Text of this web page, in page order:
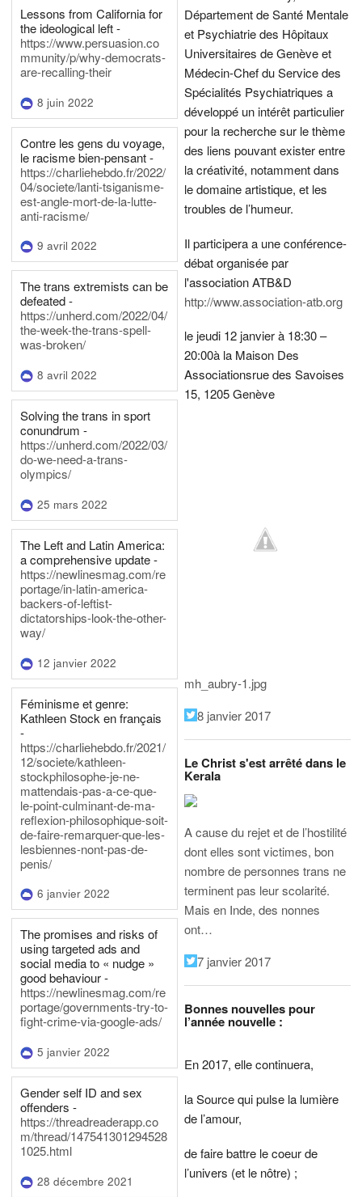
Lessons from California for
the ideological left -
https://www.persuasion.co
mmunity/p/why-democrats-
are-recalling-their
8 juin 2022
Contre les gens du voyage,
le racisme bien-pensant -
https://charliehebdo.fr/2022/
04/societe/lanti-tsiganisme-
est-angle-mort-de-la-lutte-
anti-racisme/
9 avril 2022
The trans extremists can be
defeated -
https://unherd.com/2022/04/
the-week-the-trans-spell-
was-broken/
8 avril 2022
Solving the trans in sport
conundrum -
https://unherd.com/2022/03/
do-we-need-a-trans-
olympics/
25 mars 2022
The Left and Latin America:
a comprehensive update -
https://newlinesmag.com/re
portage/in-latin-america-
backers-of-leftist-
dictatorships-look-the-other-
way/
12 janvier 2022
Féminisme et genre:
Kathleen Stock en français
-
https://charliehebdo.fr/2021/
12/societe/kathleen-
stockphilosophe-je-ne-
mattendais-pas-a-ce-que-
le-point-culminant-de-ma-
reflexion-philosophique-soit-
de-faire-remarquer-que-les-
lesbiennes-nont-pas-de-
penis/
6 janvier 2022
The promises and risks of
using targeted ads and
social media to « nudge »
good behaviour -
https://newlinesmag.com/re
portage/governments-try-to-
fight-crime-via-google-ads/
5 janvier 2022
Gender self ID and sex
offenders -
https://threadreaderapp.co
m/thread/147541301294528
1025.html
28 décembre 2021
Département de Santé Mentale
et Psychiatrie des Hôpitaux
Universitaires de Genève et
Médecin-Chef du Service des
Spécialités Psychiatriques a
développé un intérêt particulier
pour la recherche sur le thème
des liens pouvant exister entre
la créativité, notamment dans
le domaine artistique, et les
troubles de l’humeur.
Il participera a une conférence-
débat organisée par
l'association ATB&D
http://www.association-atb.org
le jeudi 12 janvier à 18:30 –
20:00à la Maison Des
Associationsrue des Savoises
15, 1205 Genève
mh_aubry-1.jpg
8 janvier 2017
Le Christ s'est arrêté dans le
Kerala
A cause du rejet et de l’hostilité
dont elles sont victimes, bon
nombre de personnes trans ne
terminent pas leur scolarité.
Mais en Inde, des nonnes
ont…
7 janvier 2017
Bonnes nouvelles pour
l’année nouvelle :
En 2017, elle continuera,
la Source qui pulse la lumière
de l’amour,
de faire battre le coeur de
l’univers (et le nôtre) ;